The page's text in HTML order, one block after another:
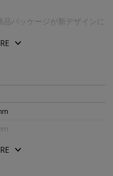
パッケージが新デザインに